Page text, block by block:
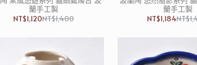
蘭手工製
NT$1,120NT$1,400
蘭手工製
NT$1,184